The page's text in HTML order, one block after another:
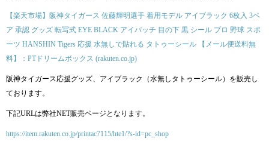
【楽天市場】阪神タイガース 佐藤輝明選手 着用モデル アイブラック 6枚入 3ペ
ア 承認 グッズ 転写式 EYE BLACK アイパッチ 目の下 黒 シール プロ 野球 スポ
ーツ HANSHIN Tigers 応援 水無しで貼れる タトゥーシール 【メール便送料無
料】：PTドリームボックス (rakuten.co.jp)
阪神タイガース応援グッズ、アイブラック（水無しタトゥーシール）を販売し
ております。
下記URLは弊社NET販売ページとなります。
https://item.rakuten.co.jp/printac7115/hte1/?s-id=pc_shop